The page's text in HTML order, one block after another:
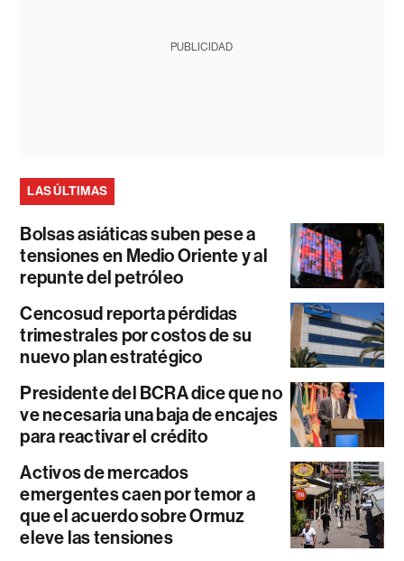
PUBLICIDAD
LAS ÚLTIMAS
Bolsas asiáticas suben pese a
tensiones en Medio Oriente y al
repunte del petróleo
Cencosud reporta pérdidas
trimestrales por costos de su
nuevo plan estratégico
Presidente del BCRA dice que no
ve necesaria una baja de encajes
para reactivar el crédito
Activos de mercados
emergentes caen por temor a
que el acuerdo sobre Ormuz
eleve las tensiones